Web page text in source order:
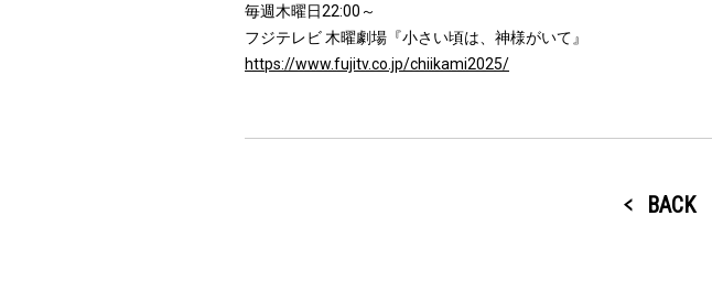
毎週木曜日22:00～
フジテレビ 木曜劇場『小さい頃は、神様がいて』
https://www.fujitv.co.jp/chiikami2025/
BACK